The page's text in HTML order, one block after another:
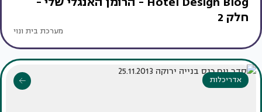
חלק 2
מערכת בית ונוי
אדריכלות